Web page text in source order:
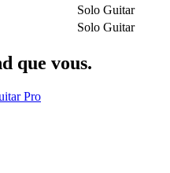
Solo Guitar
Solo Guitar
que vous.
Pro